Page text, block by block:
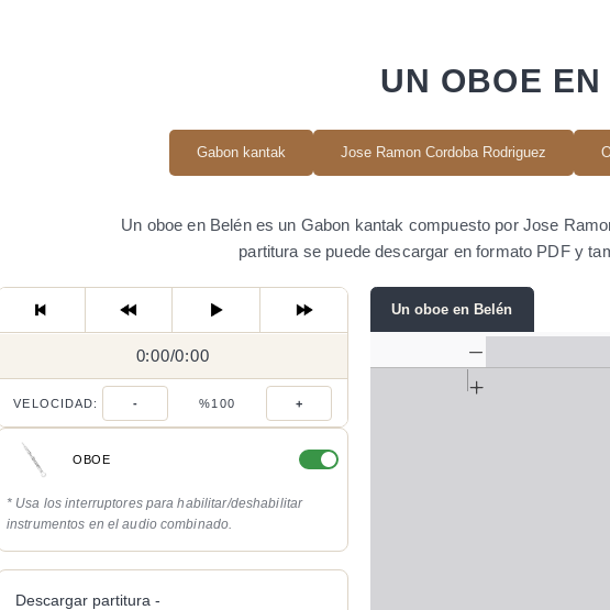
UN OBOE
Gabon kantak Jose Ramon Cordoba Rodriguez
Un oboe en Belén es un Gabon kantak compuesto por Jose
partitura se puede descargar en formato PDF y
0:00/
0:00/0:00
VELOCIDAD: - %100 +
OBOE
* Usa los interruptores para habilitar/deshabilitar
instrumentos en el audio combinado.
Descargar partitura -
Un oboe en Belén